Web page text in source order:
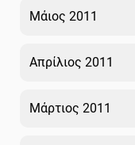
Μάιος 2011
Απρίλιος 2011
Μάρτιος 2011